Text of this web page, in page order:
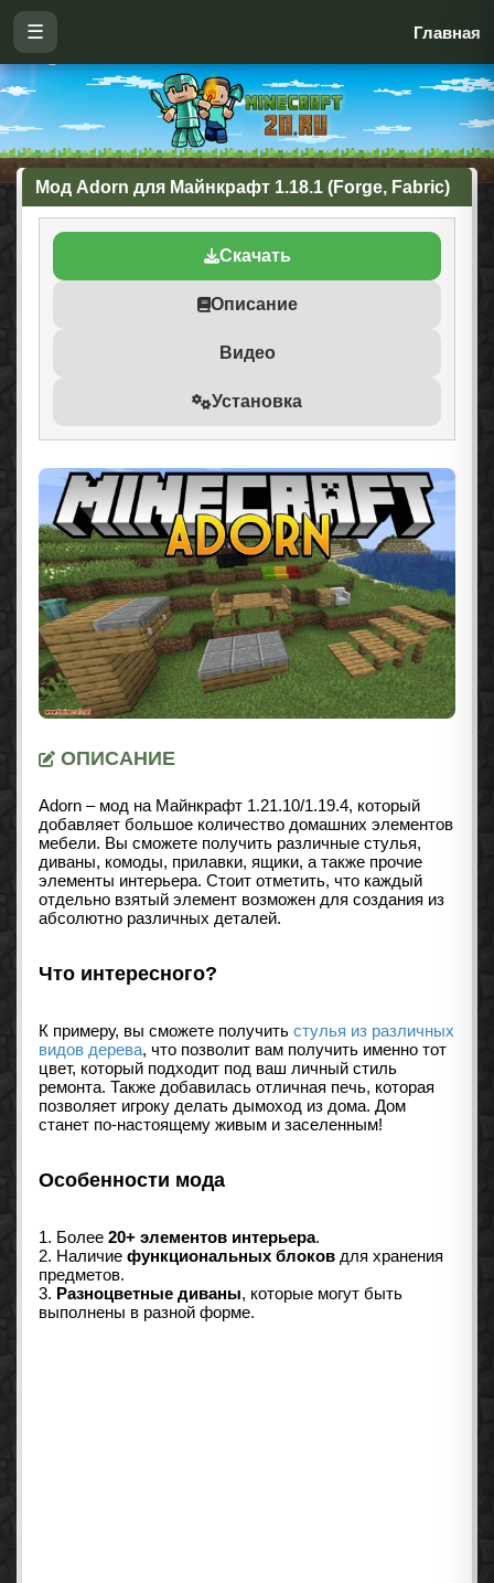
☰ Главная
Мод Adorn для Майнкрафт 1.18.1 (Forge, Fabric)
Скачать
Описание
Видео
Установка
ОПИСАНИЕ
Adorn – мод на Майнкрафт 1.21.10/1.19.4, который
добавляет большое количество домашних элементов
мебели. Вы сможете получить различные стулья,
диваны, комоды, прилавки, ящики, а также прочие
элементы интерьера. Стоит отметить, что каждый
отдельно взятый элемент возможен для создания из
абсолютно различных деталей.
Что интересного?
К примеру, вы сможете получить стулья из различных
видов дерева, что позволит вам получить именно тот
цвет, который подходит под ваш личный стиль
ремонта. Также добавилась отличная печь, которая
позволяет игроку делать дымоход из дома. Дом
станет по-настоящему живым и заселенным!
Особенности мода
1. Более 20+ элементов интерьера.
2. Наличие функциональных блоков для хранения
предметов.
3. Разноцветные диваны, которые могут быть
выполнены в разной форме.